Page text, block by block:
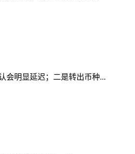
会明显延迟；二是转出币种...